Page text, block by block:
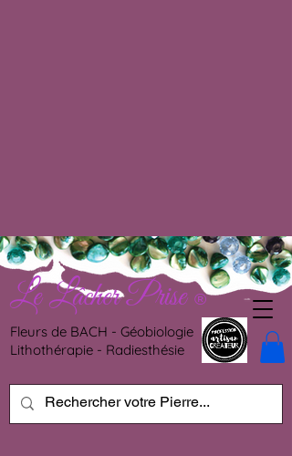
Le Lâcher Prise ®
Fleurs de BACH - Géobiologie
Lithothérapie - Radiesthésie